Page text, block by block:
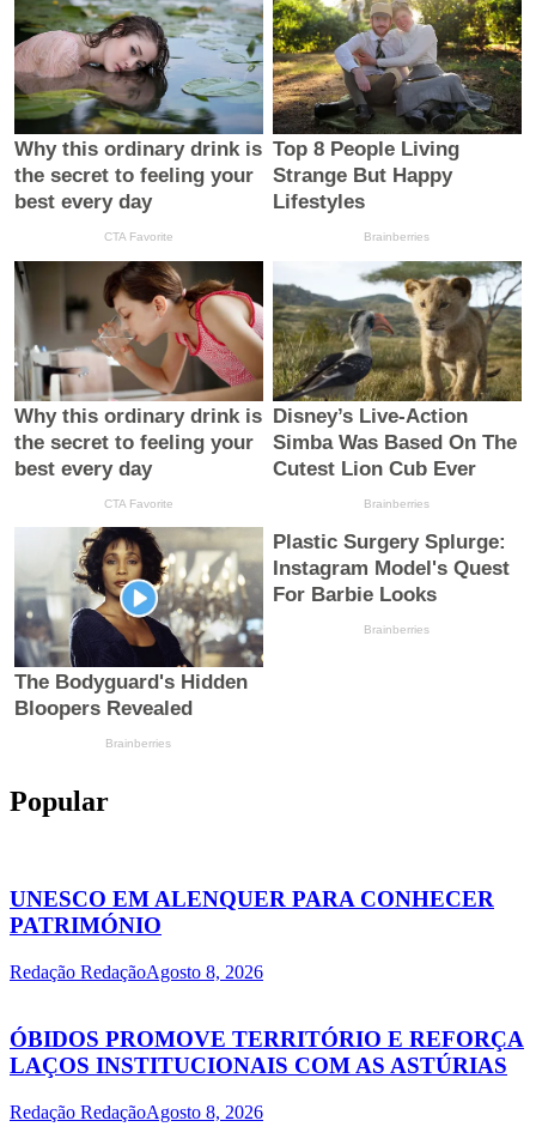
Popular
UNESCO EM ALENQUER PARA CONHECER
PATRIMÓNIO
Redação RedaçãoAgosto 8, 2026
ÓBIDOS PROMOVE TERRITÓRIO E REFORÇA
LAÇOS INSTITUCIONAIS COM AS ASTÚRIAS
Redação RedaçãoAgosto 8, 2026